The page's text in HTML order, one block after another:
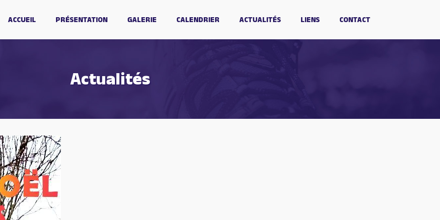
ACCUEIL PRÉSENTATION GALERIE CALENDRIER ACTUALITÉS LIENS CONTACT
Actualités